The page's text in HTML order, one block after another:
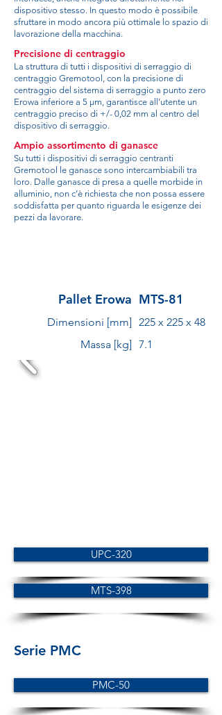
dispositivo stesso. In questo modo è possibile
sfruttare in modo ancora più ottimale lo spazio di
lavorazione della macchina.
Precisione di centraggio
La struttura di tutti i dispositivi di serraggio di
centraggio Gremotool, con la precisione di
centraggio del sistema di serraggio a punto zero
Erowa inferiore a 5 µm, garantisce all’utente un
centraggio preciso di +/- 0,02 mm al centro del
dispositivo di serraggio.
Ampio assortimento di ganasce
Su tutti i dispositivi di serraggio centranti
Gremotool le ganasce sono intercambiabili tra
loro. Dalle ganasce di presa a quelle morbide in
alluminio, non c’è richiesta che non possa essere
soddisfatta per quanto riguarda le esigenze dei
pezzi da lavorare.
Pallet Erowa MTS-81
Dimensioni [mm] 225 x 225 x 48
Massa [kg] 7.1
UPC-320
MTS-398
Serie PMC
PMC-50